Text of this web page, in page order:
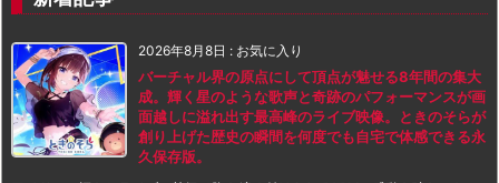
2026年8月8日 : お気に入り
バーチャル界の原点にして頂点が魅せる8年間の集大
成。輝く星のような歌声と奇跡のパフォーマンスが画
面越しに溢れ出す最高峰のライブ映像。ときのそらが
創り上げた歴史の瞬間を何度でも自宅で体感できる永
久保存版。